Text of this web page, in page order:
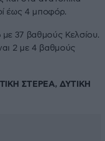
έως 4 μποφόρ.
37 βαθμούς Κελσίου.
2 με 4 βαθμούς
ΣΤΕΡΕΑ, ΔΥΤΙΚΗ